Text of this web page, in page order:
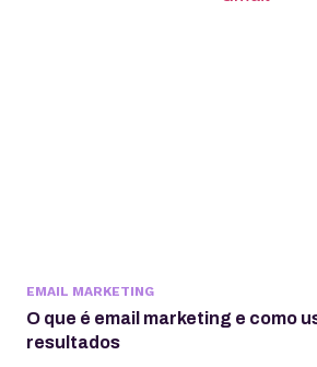
EMAIL MARKETING
O que é email marketing e como
resultados